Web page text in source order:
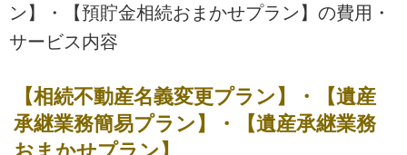
ン】・【預貯金相続おまかせプラン】の費用・
サービス内容
【相続不動産名義変更プラン】・【遺産
承継業務簡易プラン】・【遺産承継業務